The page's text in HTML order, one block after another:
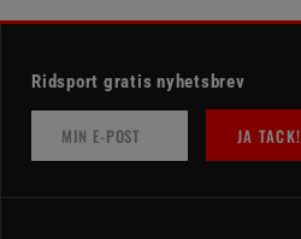
Ridsport gratis nyhetsbrev
JA TACK!